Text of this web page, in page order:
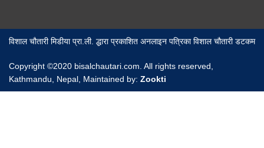
विशाल चौतारी मिडीया प्रा.ली. द्धारा प्रकाशित अनलाइन पत्रिका विशाल चौतारी डटकम
Copyright ©2020 bisalchautari.com. All rights reserved,
Kathmandu, Nepal, Maintained by: Zookti